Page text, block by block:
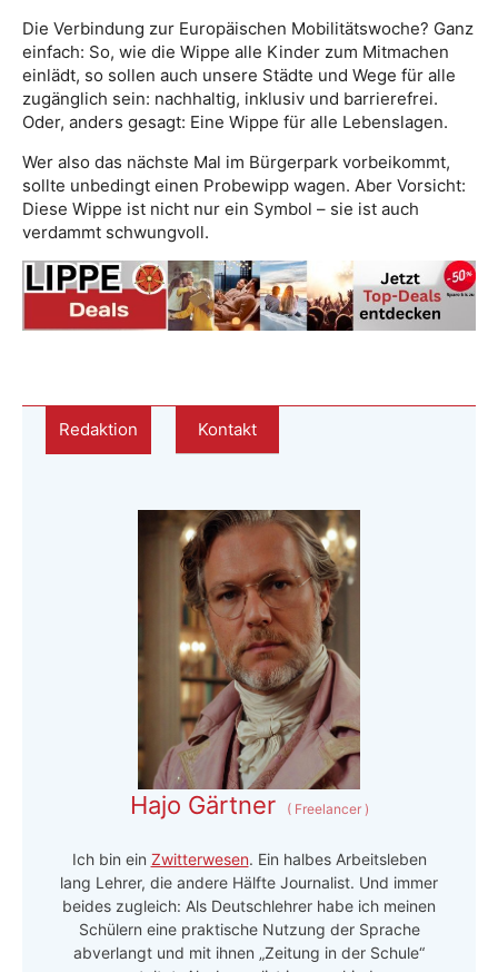
Die Verbindung zur Europäischen Mobilitätswoche? Ganz
einfach: So, wie die Wippe alle Kinder zum Mitmachen
einlädt, so sollen auch unsere Städte und Wege für alle
zugänglich sein: nachhaltig, inklusiv und barrierefrei.
Oder, anders gesagt: Eine Wippe für alle Lebenslagen.
Wer also das nächste Mal im Bürgerpark vorbeikommt,
sollte unbedingt einen Probewipp wagen. Aber Vorsicht:
Diese Wippe ist nicht nur ein Symbol – sie ist auch
verdammt schwungvoll.
Redaktion Kontakt
Hajo Gärtner (Freelancer )
Ich bin ein Zwitterwesen. Ein halbes Arbeitsleben
lang Lehrer, die andere Hälfte Journalist. Und immer
beides zugleich: Als Deutschlehrer habe ich meinen
Schülern eine praktische Nutzung der Sprache
abverlangt und mit ihnen „Zeitung in der Schule“